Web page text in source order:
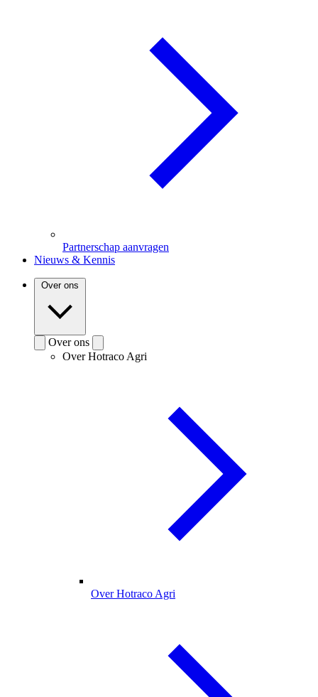
Partnerschap aanvragen
Nieuws & Kennis
Over ons
Over ons
Over Hotraco Agri
Over Hotraco Agri